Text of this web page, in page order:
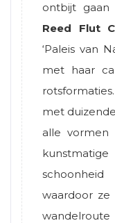
ontbijt
Reed Flut
‘Paleis van
met haar
met
alle vormen
waardoor ze